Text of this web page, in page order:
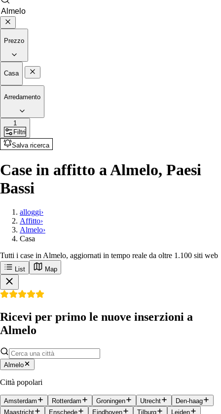
Prezzo
Casa
Arredamento
1
Filtri
Salva ricerca
Case in affitto a Almelo, Paesi
Bassi
alloggi›
Affitto›
Almelo›
Casa
Tutti i case in Almelo, aggiornati in tempo reale da oltre 1.100 siti web
List Map
Ricevi per primo le nuove inserzioni a
Almelo
Almelo
Città popolari
Amsterdam Rotterdam Groningen Utrecht
Den-haag
Maastricht
Enschede Eindhoven Tilburg
Leiden